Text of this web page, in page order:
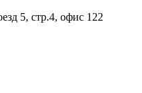
5, стр.4, офис 122